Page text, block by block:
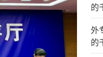
的
外
的